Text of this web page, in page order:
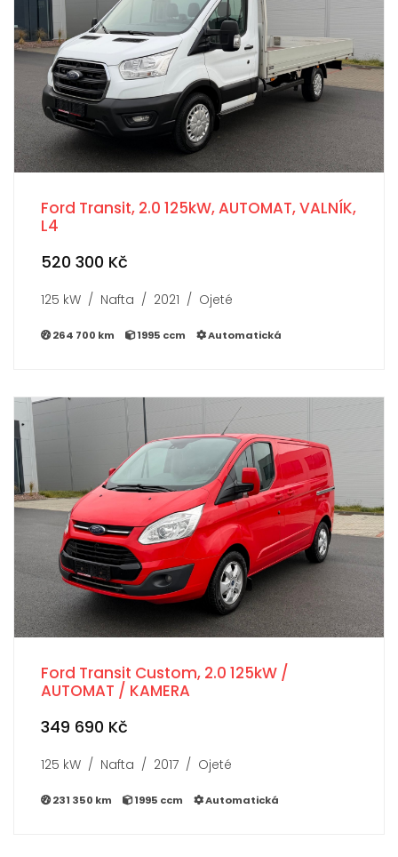
Ford Transit, 2.0 125kW, AUTOMAT, VALNÍK,
L4
520 300 Kč
125 kW / Nafta / 2021 / Ojeté
264 700 km 1995 ccm Automatická
Ford Transit Custom, 2.0 125kW /
AUTOMAT / KAMERA
349 690 Kč
125 kW / Nafta / 2017 / Ojeté
231 350 km 1995 ccm Automatická